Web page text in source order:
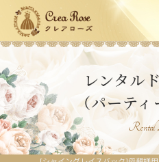
レンタル
（パーテ
Rental